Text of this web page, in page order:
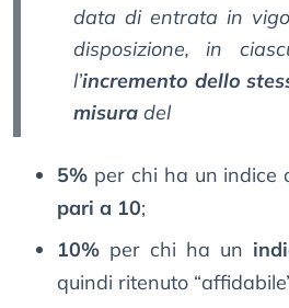
data di entrata in
disposizione, in
l’incremento dello
misura del
5% per chi ha un indice
pari a 10;
10% per chi ha un
quindi ritenuto